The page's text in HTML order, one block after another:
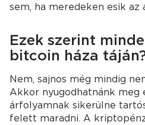
sem, ha meredeken esik az
Ezek szerint
bitcoin háza
Nem, sajnos még mindig
Akkor nyugodhatnánk meg
árfolyamnak sikerülne
felett maradni. A